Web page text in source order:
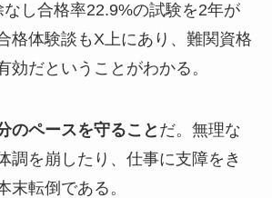
なし合格率22.9%の試験を2年が
格体験談もX上にあり、難関資格
効だということがわかる。
のペースを守ること だ。無理な
調を崩したり、仕事に支障をき
末転倒である。